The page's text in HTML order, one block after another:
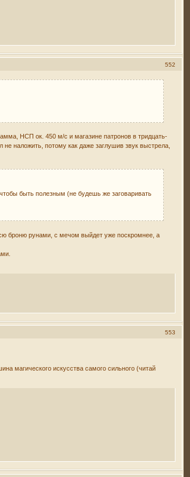
552
НСП ок. 450 м/с и магазине патронов в тридцать-
наложить, потому как даже заглушив звук выстрела,
быть полезным (не будешь же заговаривать
броню рунами, с мечом выйдет уже поскромнее, а
553
магического искусства самого сильного (читай